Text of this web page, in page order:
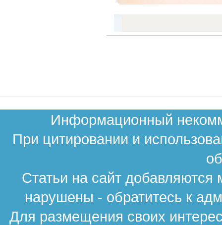
Информационный
При цитировании и
Статьи на сайт
нарушены - обратитесь к
Для размещения своих